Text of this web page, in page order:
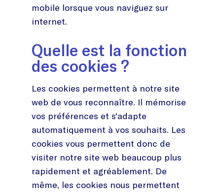
mobile lorsque vous naviguez sur
internet.
Quelle est la fonction
des cookies ?
Les cookies permettent à notre site
web de vous reconnaître. Il mémorise
vos préférences et s'adapte
automatiquement à vos souhaits. Les
cookies vous permettent donc de
visiter notre site web beaucoup plus
rapidement et agréablement. De
même, les cookies nous permettent